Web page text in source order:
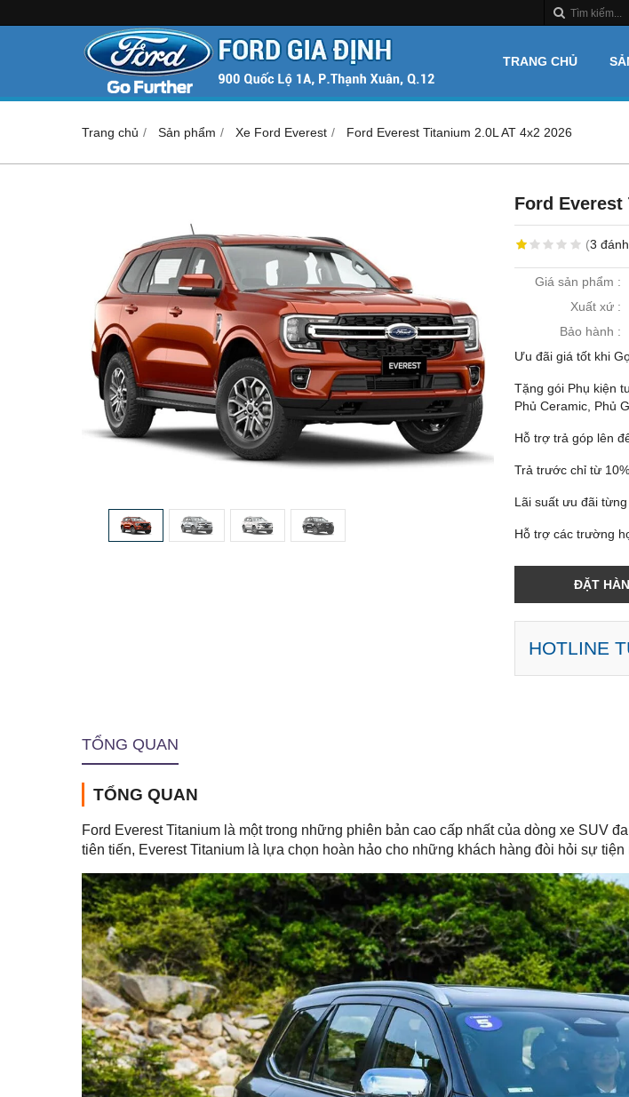
TRANG CHỦ
Trang chủ Sản phẩm Xe Ford Everest Ford Everest Titanium 2.0L AT 4x2 2026
Ford Everest
(3
Giá sản phẩm :
Xuất xứ :
Bảo hành :
Ưu đãi giá tốt khi
Tặng gói Phụ kiện
Phủ Ceramic, Phủ
Hỗ trợ trả góp lên
Trả trước chỉ từ
Lãi suất ưu đãi
Hỗ trợ các trường
ĐẶT
HOTLINE
TỔNG QUAN
TỔNG QUAN
Ford Everest Titanium là một trong những phiên bản cao cấp nhất của dòng xe SUV
tiên tiến, Everest Titanium là lựa chọn hoàn hảo cho những khách hàng đòi hỏi sự tiện